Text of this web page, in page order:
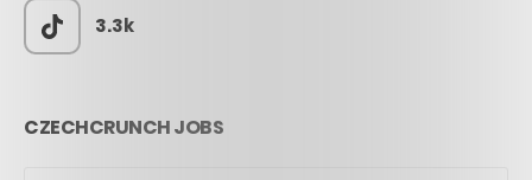
3.3k
CZECHCRUNCH JOBS